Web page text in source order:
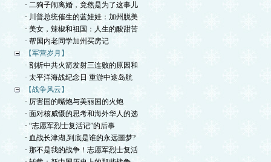
· 二狗子闹离婚，竟然是为了这事儿
· 川普总统催生的蓝娃娃：加州脱美
· 美女，辣椒和祖国：人生的酸甜苦
· 帮国内老同学加州买房记
【军营岁月】
· 剖析中共火箭发射三连败的原因和
· 太平洋海战纪念日 重游中途岛航
【战争风云】
· 厉害国的嘴炮与美丽国的火炮
· 面对核威慑的思考和海外华人的选
· “志愿军烈士复活记”的后事
· 血战长津湖,到底是谁的永远噩梦?
· 那不是我的战争！志愿军烈士复活